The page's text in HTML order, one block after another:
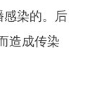
感染的。后
造成传染